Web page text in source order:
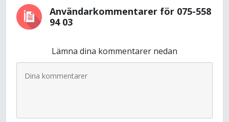
Användarkommentarer för 075-558
94 03
Lämna dina kommentarer nedan